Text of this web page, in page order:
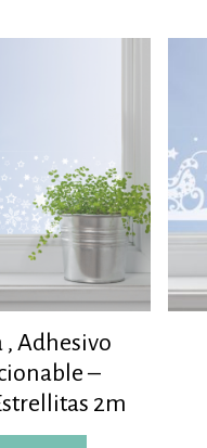
, Adhesivo
–
2m